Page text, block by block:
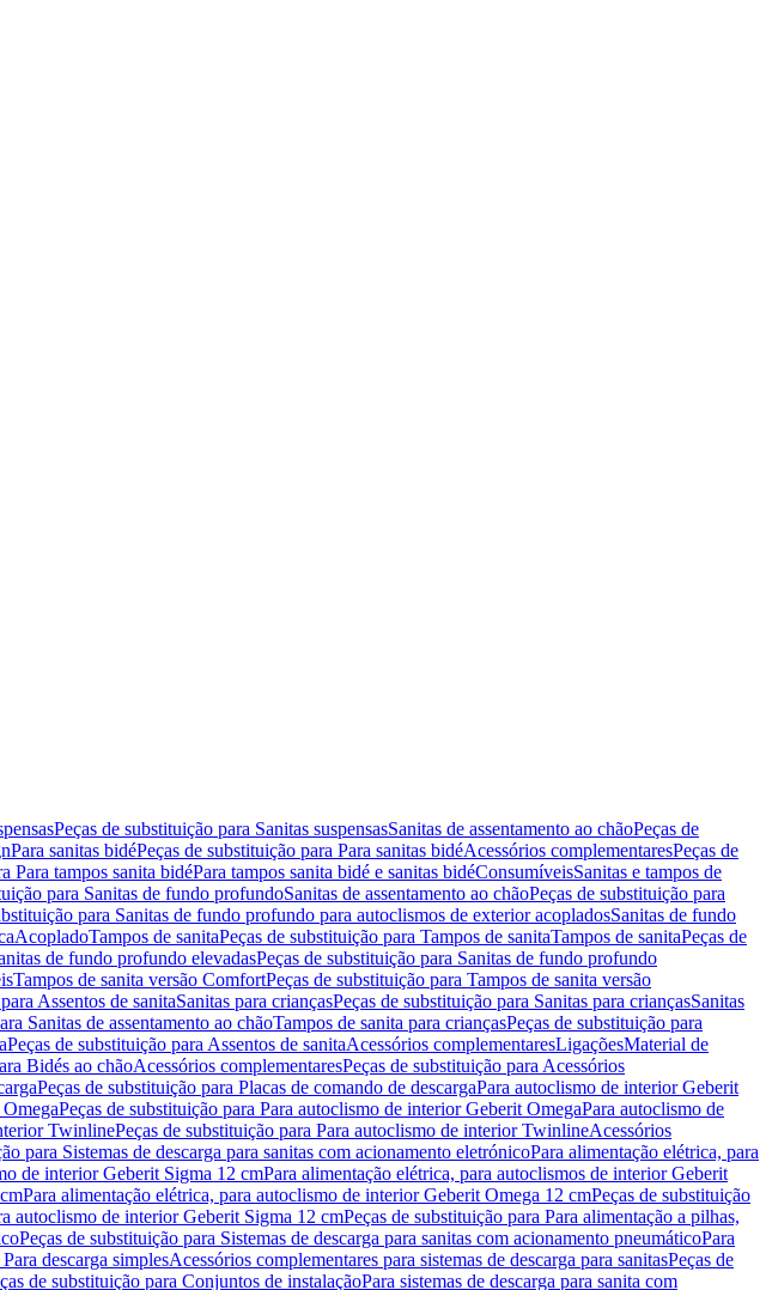
Peças de substituição para Sanitas suspensasSanitas de assentamento ao chãoPeças de
Para sanitas bidéPeças de substituição para Para sanitas bidéAcessórios complementaresPeças de
Para tampos sanita bidéPara tampos sanita bidé e sanitas bidéConsumíveisSanitas e tampos de
para Sanitas de fundo profundoSanitas de assentamento ao chãoPeças de substituição para
para Sanitas de fundo profundo para autoclismos de exterior acopladosSanitas de fundo
AcopladoTampos de sanitaPeças de substituição para Tampos de sanitaTampos de sanitaPeças de
de fundo profundo elevadasPeças de substituição para Sanitas de fundo profundo
Tampos de sanita versão ComfortPeças de substituição para Tampos de sanita versão
Assentos de sanitaSanitas para criançasPeças de substituição para Sanitas para criançasSanitas
Sanitas de assentamento ao chãoTampos de sanita para criançasPeças de substituição para
Peças de substituição para Assentos de sanitaAcessórios complementaresLigaçõesMaterial de
Bidés ao chãoAcessórios complementaresPeças de substituição para Acessórios
Peças de substituição para Placas de comando de descargaPara autoclismo de interior Geberit
Peças de substituição para Para autoclismo de interior Geberit OmegaPara autoclismo de
TwinlinePeças de substituição para Para autoclismo de interior TwinlineAcessórios
para Sistemas de descarga para sanitas com acionamento eletrónicoPara alimentação elétrica, para
de interior Geberit Sigma 12 cmPara alimentação elétrica, para autoclismos de interior Geberit
Para alimentação elétrica, para autoclismo de interior Geberit Omega 12 cmPeças de substituição
autoclismo de interior Geberit Sigma 12 cmPeças de substituição para Para alimentação a pilhas,
Peças de substituição para Sistemas de descarga para sanitas com acionamento pneumáticoPara
descarga simplesAcessórios complementares para sistemas de descarga para sanitasPeças de
de substituição para Conjuntos de instalaçãoPara sistemas de descarga para sanita com